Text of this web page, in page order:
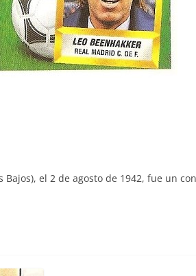
Bajos), el 2 de agosto de 1942, fue un